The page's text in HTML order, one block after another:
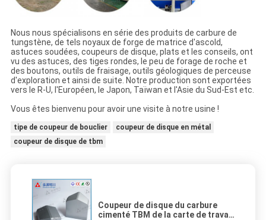
Nous nous spécialisons en série des produits de carbure de
tungstène, de tels noyaux de forge de matrice d'ascold,
astuces soudées, coupeurs de disque, plats et les conseils, ont
vu des astuces, des tiges rondes, le peu de forage de roche et
des boutons, outils de fraisage, outils géologiques de perceuse
d'exploration et ainsi de suite. Notre production sont exportées
vers le R-U, l'Européen, le Japon, Taïwan et l'Asie du Sud-Est etc.
Vous êtes bienvenu pour avoir une visite à notre usine !
tipe de coupeur de bouclier
coupeur de disque en métal
coupeur de disque de tbm
Coupeur de disque du carbure
cimenté TBM de la carte de travail